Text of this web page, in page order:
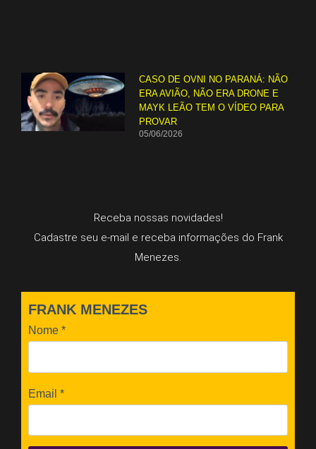
CASO DE OVNI NO PARANÁ: NÃO
ERA AVIÃO, NÃO ERA DRONE E
MAYK LEÃO TEM O VÍDEO PARA
PROVAR
05/06/2026
Receba nossas novidades!
Cadastre seu e-mail e receba informações do Frank
Menezes.
FRANK MENEZES
Nome *
Email *